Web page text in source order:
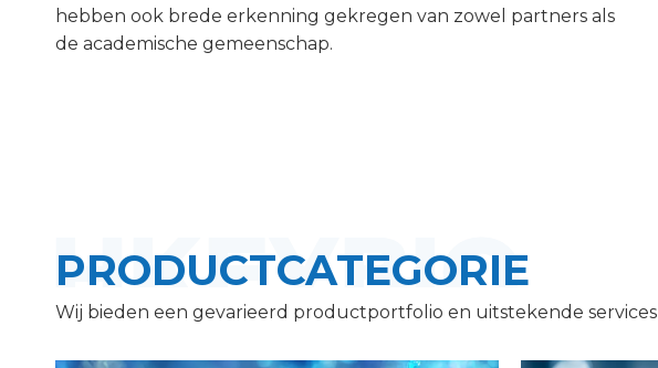
hebben ook brede erkenning gekregen van zowel partners als
de academische gemeenschap.
PRODUCTCATEGORIE
Wij bieden een gevarieerd productportfolio en uitstekende services